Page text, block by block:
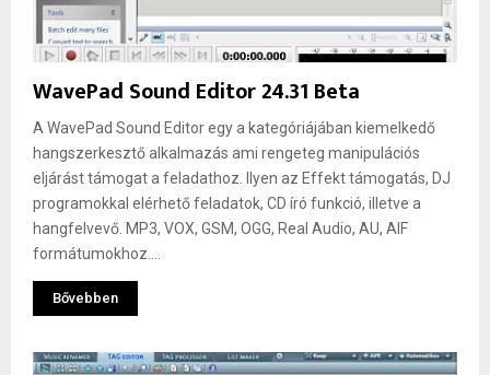
WavePad Sound Editor 24.31 Beta
A WavePad Sound Editor egy a kategóriájában kiemelkedő
hangszerkesztő alkalmazás ami rengeteg manipulációs
eljárást támogat a feladathoz. Ilyen az Effekt támogatás, DJ
programokkal elérhető feladatok, CD író funkció, illetve a
hangfelvevő. MP3, VOX, GSM, OGG, Real Audio, AU, AIF
formátumokhoz....
Bővebben